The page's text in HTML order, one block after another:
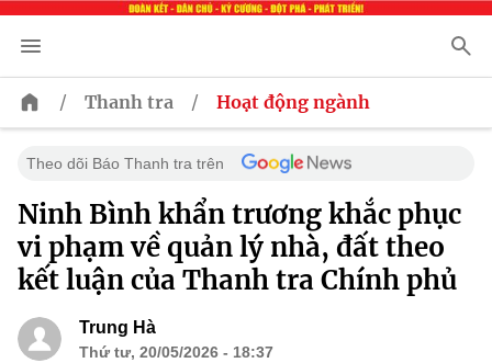
/ Thanh tra / Hoạt động ngành
Theo dõi Báo Thanh tra trên
Ninh Bình khẩn trương khắc phục
vi phạm về quản lý nhà, đất theo
kết luận của Thanh tra Chính phủ
Trung Hà
Thứ tư, 20/05/2026 - 18:37